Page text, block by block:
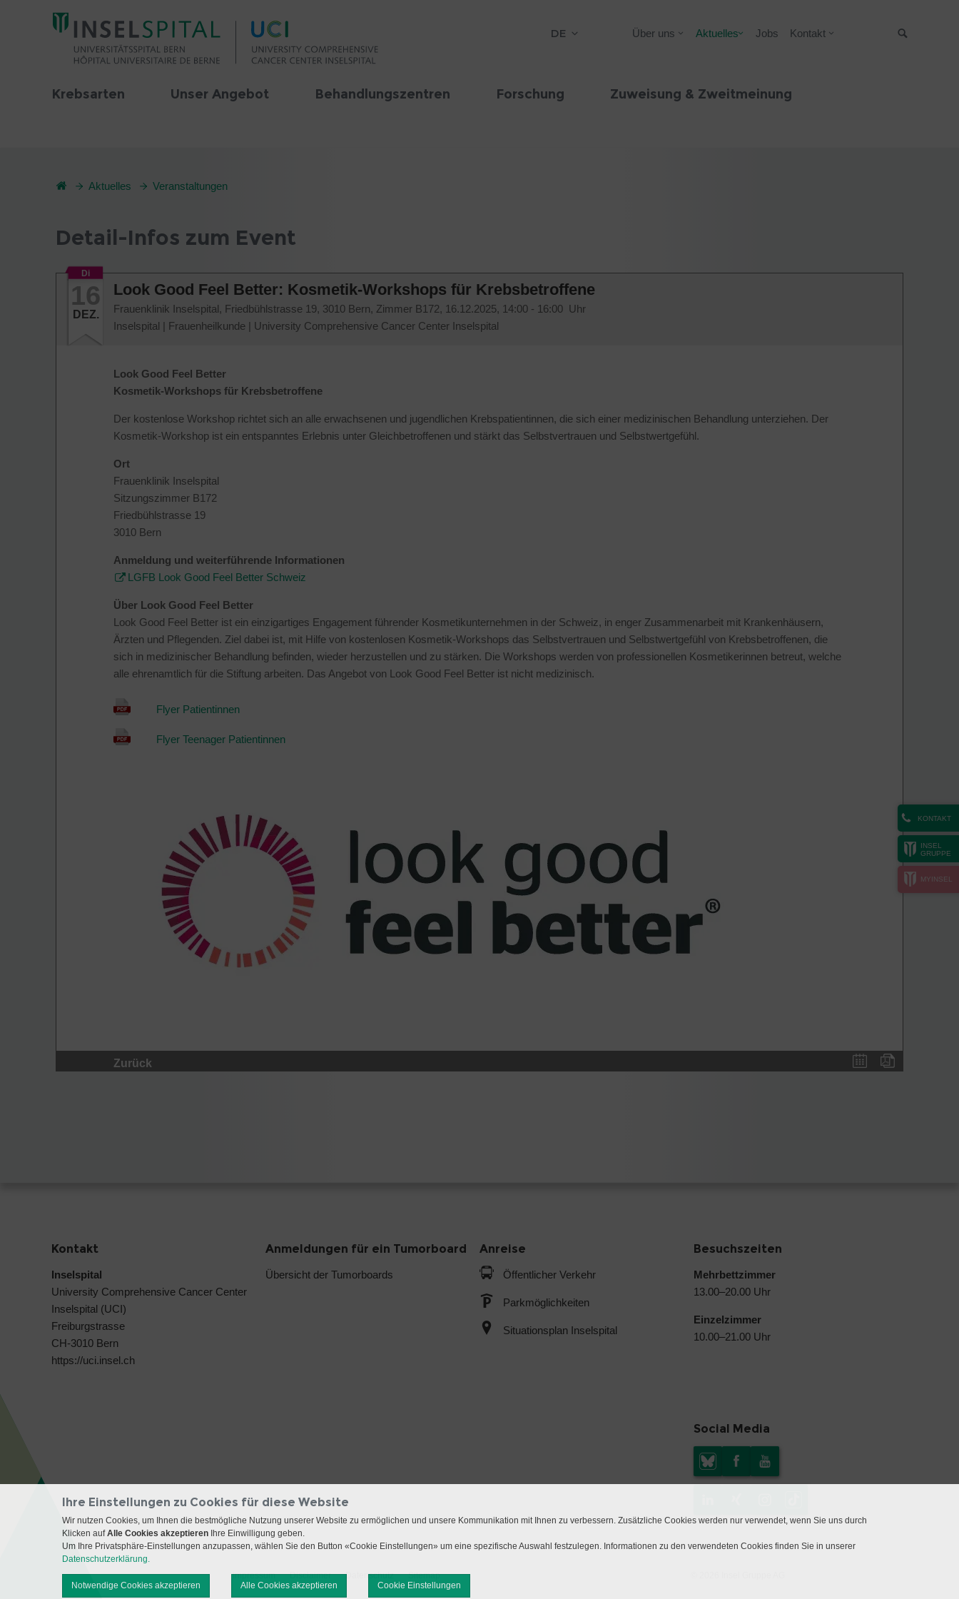
DE Über uns Aktuelles Jobs Kontakt
Krebsarten Unser Angebot Behandlungszentren Forschung Zuweisung & Zweitmeinung
KONTAKT
INSEL
GRUPPE
MYINSEL
Aktuelles Veranstaltungen
Detail-Infos zum Event
Di
16
DEZ.
Look Good Feel Better: Kosmetik-Workshops für Krebsbetroffene
Frauenklinik Inselspital, Friedbühlstrasse 19, 3010 Bern, Zimmer B172, 16.12.2025, 14:00 - 16:00 Uhr
Inselspital | Frauenheilkunde | University Comprehensive Cancer Center Inselspital
Look Good Feel Better
Kosmetik-Workshops für Krebsbetroffene
Der kostenlose Workshop richtet sich an alle erwachsenen und jugendlichen Krebspatientinnen, die sich einer medizinischen Behandlung unterziehen. Der
Kosmetik-Workshop ist ein entspanntes Erlebnis unter Gleichbetroffenen und stärkt das Selbstvertrauen und Selbstwertgefühl.
Ort
Frauenklinik Inselspital
Sitzungszimmer B172
Friedbühlstrasse 19
3010 Bern
Anmeldung und weiterführende Informationen
LGFB Look Good Feel Better Schweiz
Über Look Good Feel Better
Look Good Feel Better ist ein einzigartiges Engagement führender Kosmetikunternehmen in der Schweiz, in enger Zusammenarbeit mit Krankenhäusern,
Ärzten und Pflegenden. Ziel dabei ist, mit Hilfe von kostenlosen Kosmetik-Workshops das Selbstvertrauen und Selbstwertgefühl von Krebsbetroffenen, die
sich in medizinischer Behandlung befinden, wieder herzustellen und zu stärken. Die Workshops werden von professionellen Kosmetikerinnen betreut, welche
alle ehrenamtlich für die Stiftung arbeiten. Das Angebot von Look Good Feel Better ist nicht medizinisch.
Flyer Patientinnen
Flyer Teenager Patientinnen
Zurück
Kontakt
Inselspital
University Comprehensive Cancer Center
Inselspital (UCI)
Freiburgstrasse
CH-3010 Bern
https://uci.insel.ch
Anmeldungen für ein Tumorboard
Übersicht der Tumorboards
Anreise
Öffentlicher Verkehr
Parkmöglichkeiten
Situationsplan Inselspital
Besuchszeiten
Mehrbettzimmer
13.00–20.00 Uhr
Einzelzimmer
10.00–21.00 Uhr
Social Media
Impressum Disclaimer Datenschutz Sitemap
Ihre Einstellungen zu Cookies für diese Website
Wir nutzen Cookies, um Ihnen die bestmögliche Nutzung unserer Website zu ermöglichen und unsere Kommunikation mit Ihnen zu verbessern. Zusätzliche Cookies werden nur verwendet, wenn Sie uns durch
Klicken aufAlle Cookies akzeptieren Ihre Einwilligung geben.
Um Ihre Privatsphäre-Einstellungen anzupassen, wählen Sie den Button «Cookie Einstellungen» um eine spezifische Auswahl festzulegen. Informationen zu den verwendeten Cookies finden Sie in unserer
Datenschutzerklärung.
Notwendige Cookies akzeptieren Alle Cookies akzeptieren Cookie Einstellungen